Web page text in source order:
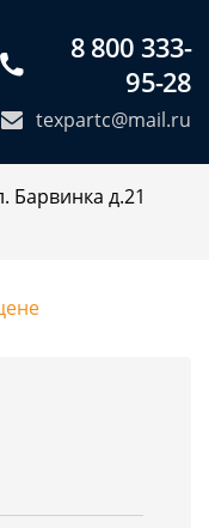
8 800 333-
95-28
texpartc@mail.ru
Барвинка д.21